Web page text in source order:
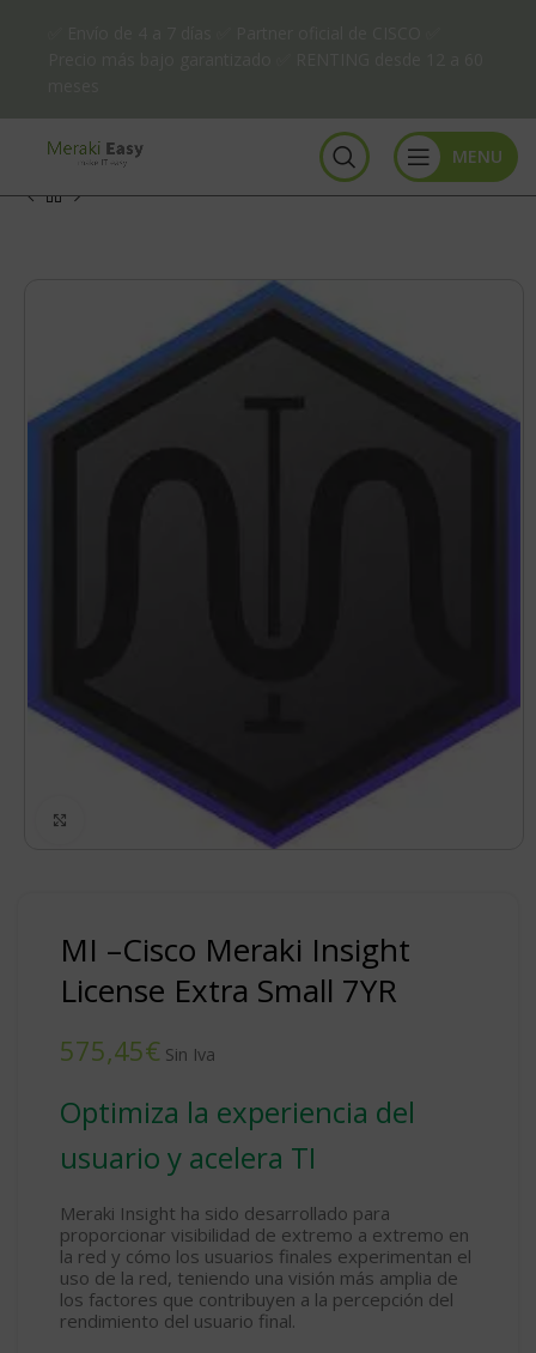
MENU
MI –Cisco Meraki Insight
License Extra Small 7YR
€
Optimiza la experiencia del
usuario y acelera TI
Meraki Insight ha sido desarrollado para
proporcionar visibilidad de extremo a extremo en
la red y cómo los usuarios finales experimentan el
uso de la red, teniendo una visión más amplia de
los factores que contribuyen a la percepción del
rendimiento del usuario final.